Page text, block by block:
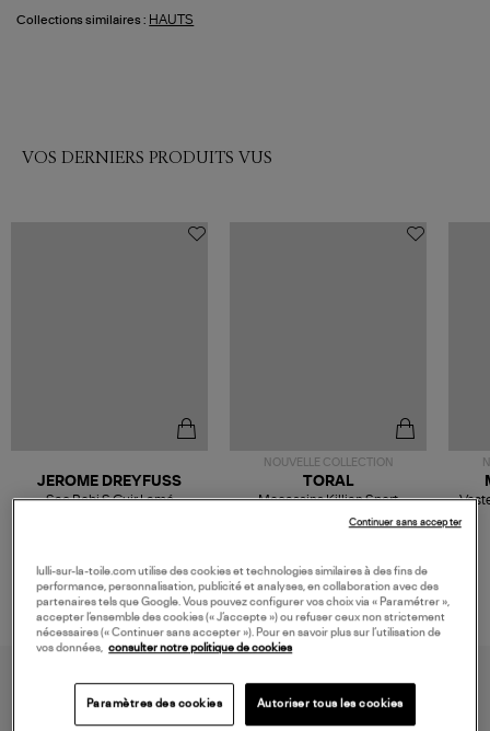
Collections similaires : HAUTS
VOS DERNIERS PRODUITS VUS
JEROME DREYFUSS
Sac Bobi S Cuir Lamé
NOUVELLE COLLECTION
189,00 €
TORAL
Mocassins Killian Sport
Mousse
lulli-sur-la-toile.com utilise des cookies et technologies similaires à des fins de
performance, personnalisation, publicité et analyses, en collaboration avec des
partenaires tels que Google. Vous pouvez configurer vos choix via « Paramétrer »,
accepter l’ensemble des cookies (« J’accepte ») ou refuser ceux non strictement
nécessaires (« Continuer sans accepter »). Pour en savoir plus sur l’utilisation de
vos données, consulter notre politique de cookies
Paramètres des cookies Autoriser tous les cookies
Continuer sans accepter